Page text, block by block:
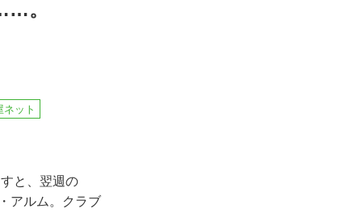
。
ネット
と、翌週の
アルム。クラブ